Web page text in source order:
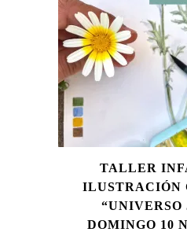
TALLER
ILUSTRACIÓN
“UNIVERSO
DOMINGO 10